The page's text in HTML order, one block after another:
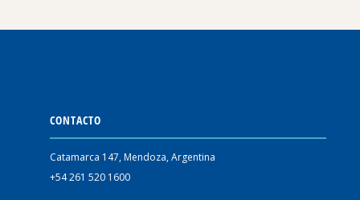
CONTACTO
Catamarca 147, Mendoza, Argentina
+54 261 520 1600